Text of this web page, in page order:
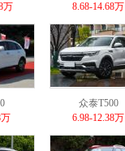
万
8.68-14.68万
众泰T500
6.98-12.38万